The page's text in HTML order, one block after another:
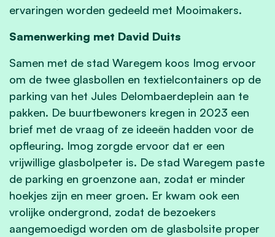
ervaringen worden gedeeld met Mooimakers.
Samenwerking met David Duits
Samen met de stad Waregem koos Imog ervoor
om de twee glasbollen en textielcontainers op de
parking van het Jules Delombaerdeplein aan te
pakken. De buurtbewoners kregen in 2023 een
brief met de vraag of ze ideeën hadden voor de
opfleuring. Imog zorgde ervoor dat er een
vrijwillige glasbolpeter is. De stad Waregem paste
de parking en groenzone aan, zodat er minder
hoekjes zijn en meer groen. Er kwam ook een
vrolijke ondergrond, zodat de bezoekers
aangemoedigd worden om de glasbolsite proper